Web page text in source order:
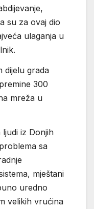
su za ovaj dio
ulaganja u
dijelu grada
300
mreža u
iz Donjih
sa
mještani
uredno
velikih vrućina